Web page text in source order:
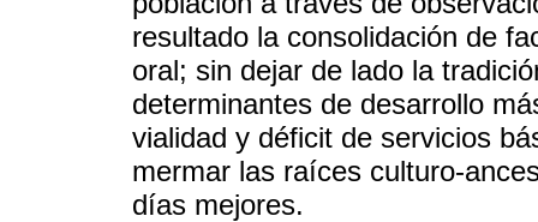
resultado la consolidación de
oral; sin dejar de lado la
determinantes de desarrollo
vialidad y déficit de servicios
mermar las raíces culturo-
días mejores.